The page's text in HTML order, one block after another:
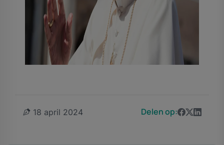
18 april 2024 Delen op: